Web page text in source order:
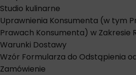
Studio kulinarne
Uprawnienia Konsumenta (w tym
Prawach Konsumenta) w Zakresie
Warunki Dostawy
Wzór Formularza do Odstąpienia
Zamówienie